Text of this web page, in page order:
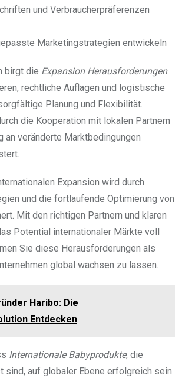
und Verbraucherpräferenzen
Marketingstrategien entwickeln
birgt die Expansion Herausforderungen.
rechtliche Auflagen und logistische
Planung und Flexibilität.
die Kooperation mit lokalen Partnern
an veränderte Marktbedingungen
Expansion wird durch
und die fortlaufende Optimierung von
Mit den richtigen Partnern und klaren
Potential internationaler Märkte voll
Sie diese Herausforderungen als
global wachsen zu lassen.
Haribo: Die
Entdecken
Internationale Babyprodukte, die
sind, auf globaler Ebene erfolgreich sein